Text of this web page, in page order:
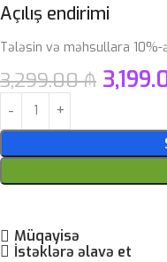
Açılış endirimi
Tələsin və məhsullara
3,299.00₼
Müqayisə
İstəklərə əlavə et